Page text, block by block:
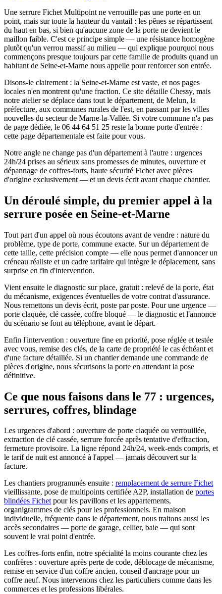
Une serrure Fichet Multipoint ne verrouille pas une porte en un
point, mais sur toute la hauteur du vantail : les pênes se répartissent
du haut en bas, si bien qu'aucune zone de la porte ne devient le
maillon faible. C'est ce principe simple — une résistance homogène
plutôt qu'un verrou massif au milieu — qui explique pourquoi nous
commençons presque toujours par cette famille de produits quand un
habitant de Seine-et-Marne nous appelle pour renforcer son entrée.
Disons-le clairement : la Seine-et-Marne est vaste, et nos pages
locales n'en montrent qu'une fraction. Ce site détaille Chessy, mais
notre atelier se déplace dans tout le département, de Melun, la
préfecture, aux communes rurales de l'est, en passant par les villes
nouvelles du secteur de Marne-la-Vallée. Si votre commune n'a pas
de page dédiée, le 06 44 64 51 25 reste la bonne porte d'entrée :
cette page départementale est faite pour vous.
Notre angle ne change pas d'un département à l'autre : urgences
24h/24 prises au sérieux sans promesses de minutes, ouverture et
dépannage de coffres-forts, haute sécurité Fichet avec pièces
d'origine exclusivement — et un devis écrit avant chaque chantier.
Un déroulé simple, du premier appel à la
serrure posée en Seine-et-Marne
Tout part d'un appel où nous écoutons avant de vendre : nature du
problème, type de porte, commune exacte. Sur un département de
cette taille, cette précision compte — elle nous permet d'annoncer un
créneau réaliste et un cadre tarifaire qui intègre le déplacement, sans
surprise en fin d'intervention.
Vient ensuite le diagnostic sur place, gratuit : relevé de la porte, état
du mécanisme, exigences éventuelles de votre contrat d'assurance.
Nous remettons un devis écrit, poste par poste. Pour une urgence —
porte claquée, clé cassée, coffre bloqué — le diagnostic et l'annonce
du scénario se font au téléphone, avant le départ.
Enfin l'intervention : ouverture fine en priorité, pose réglée et testée
avec vous, remise des clés, de la carte de propriété le cas échéant et
d'une facture détaillée. Si un chantier demande une commande de
pièces d'origine, nous sécurisons la porte en attendant la pose
définitive.
Ce que nous faisons dans le 77 : urgences,
serrures, coffres, blindage
Les urgences d'abord : ouverture de porte claquée ou verrouillée,
extraction de clé cassée, serrure forcée après tentative d'effraction,
fermeture provisoire. La ligne répond 24h/24, week-ends compris, et
le tarif de nuit est annoncé à l'appel — jamais découvert sur la
facture.
Les chantiers programmés ensuite : remplacement de serrure Fichet
vieillissante, pose de multipoints certifiée A2P, installation de portes
blindées Fichetpour les pavillons et les appartements,
organigrammes de clés pour les professionnels. En maison
individuelle, fréquente dans le département, nous traitons aussi les
accès secondaires — porte de garage, cellier, baie — qui sont
souvent le vrai point d'entrée.
Les coffres-forts enfin, notre spécialité la moins courante chez les
confrères : ouverture après perte de code, déblocage de mécanisme,
remise en service d'un coffre ancien, conseil d'ancrage pour un
coffre neuf. Nous intervenons chez les particuliers comme dans les
commerces et les professions libérales.